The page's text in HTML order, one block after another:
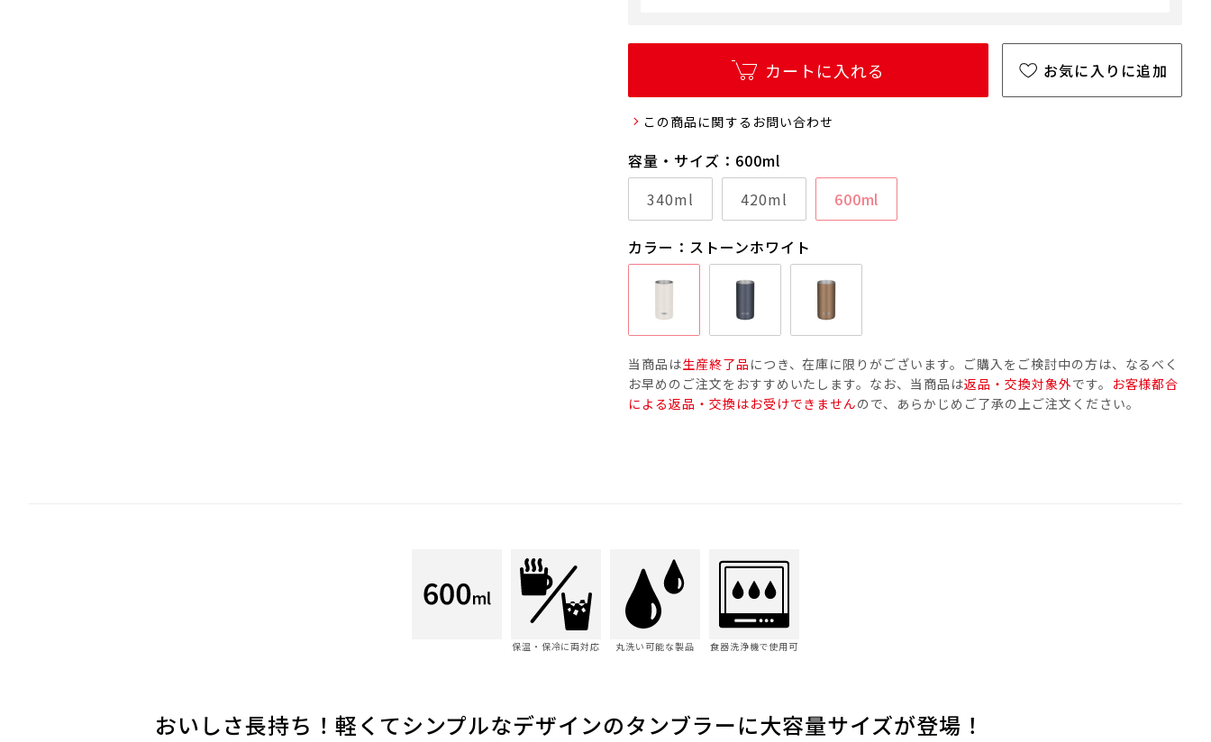
カートに入れる お気に入りに追加
この商品に関するお問い合わせ
容量・サイズ：600ml
340ml
420ml 600ml
カラー：ストーンホワイト
当商品は生産終了品 につき、在庫に限りがございます。ご購入をご検討中の方は、なるべく
お早めのご注文をおすすめいたします。なお、当商品は返品・交換対象外です。 お客様都合
による返品・交換はお受けできませんので、あらかじめご了承の上ご注文ください。
保温・保冷に両対応 丸洗い可能な製品 食器洗浄機で使用可
おいしさ長持ち！軽くてシンプルなデザインのタンブラーに大容量サイズが登場！